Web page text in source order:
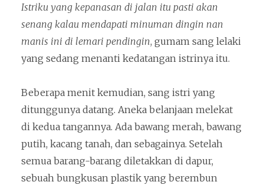
Istriku yang kepanasan di jalan itu pasti akan
senang kalau mendapati minuman dingin nan
manis ini di lemari pendingin, gumam sang lelaki
yang sedang menanti kedatangan istrinya itu.
Beberapa menit kemudian, sang istri yang
ditunggunya datang. Aneka belanjaan melekat
di kedua tangannya. Ada bawang merah, bawang
putih, kacang tanah, dan sebagainya. Setelah
semua barang-barang diletakkan di dapur,
sebuah bungkusan plastik yang berembun